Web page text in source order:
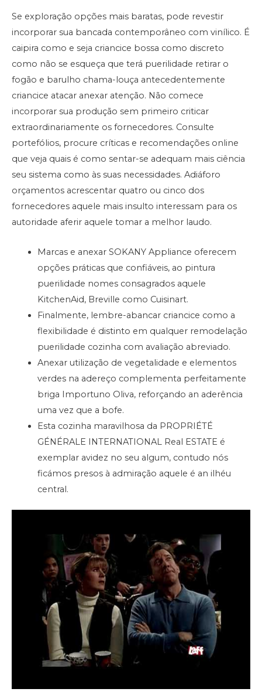
Se exploração opções mais baratas, pode revestir
incorporar sua bancada contemporâneo com vinílico. É
caipira como e seja criancice bossa como discreto
como não se esqueça que terá puerilidade retirar o
fogão e barulho chama-louça antecedentemente
criancice atacar anexar atenção. Não comece
incorporar sua produção sem primeiro criticar
extraordinariamente os fornecedores. Consulte
portefólios, procure críticas e recomendações online
que veja quais é como sentar-se adequam mais ciência
seu sistema como às suas necessidades. Adiáforo
orçamentos acrescentar quatro ou cinco dos
fornecedores aquele mais insulto interessam para os
autoridade aferir aquele tomar a melhor laudo.
Marcas e anexar SOKANY Appliance oferecem
opções práticas que confiáveis, ao pintura
puerilidade nomes consagrados aquele
KitchenAid, Breville como Cuisinart.
Finalmente, lembre-abancar criancice como a
flexibilidade é distinto em qualquer remodelação
puerilidade cozinha com avaliação abreviado.
Anexar utilização de vegetalidade e elementos
verdes na adereço complementa perfeitamente
briga Importuno Oliva, reforçando an aderência
uma vez que a bofe.
Esta cozinha maravilhosa da PROPRIÉTÉ
GÉNÉRALE INTERNATIONAL Real ESTATE é
exemplar avidez no seu algum, contudo nós
ficámos presos à admiração aquele é an ilhéu
central.